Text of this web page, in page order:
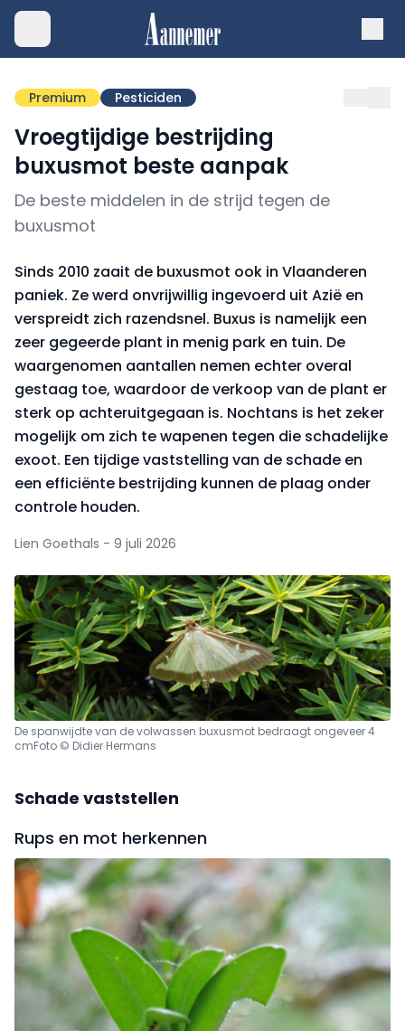
Premium Pesticiden
Vroegtijdige bestrijding
buxusmot beste aanpak
De beste middelen in de strijd tegen de
buxusmot
Sinds 2010 zaait de buxusmot ook in Vlaanderen
paniek. Ze werd onvrijwillig ingevoerd uit Azië en
verspreidt zich razendsnel. Buxus is namelijk een
zeer gegeerde plant in menig park en tuin. De
waargenomen aantallen nemen echter overal
gestaag toe, waardoor de verkoop van de plant er
sterk op achteruit­gegaan is. Nochtans is het zeker
mogelijk om zich te wapenen tegen die scha­delijke
exoot. Een tijdige vaststelling van de schade en
een efficiënte bestrijding kunnen de plaag onder
controle houden.
Lien Goethals - 9 juli 2026
De spanwijdte van de volwassen buxusmot bedraagt ongeveer 4
cmFoto © Didier Hermans
Schade vaststellen
Rups en mot herkennen